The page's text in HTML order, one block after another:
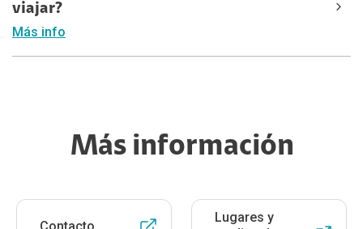
viajar?
Más info
Más información
Lugares y